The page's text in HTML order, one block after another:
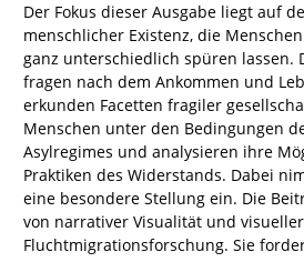
Der Fokus dieser Ausgabe liegt auf
menschlicher Existenz, die
ganz unterschiedlich spüren lassen.
fragen nach dem Ankommen und
erkunden Facetten fragiler
Menschen unter den Bedingungen
Asylregimes und analysieren ihre
Praktiken des Widerstands. Dabei
eine besondere Stellung ein. Die
von narrativer Visualität und
Fluchtmigrationsforschung. Sie